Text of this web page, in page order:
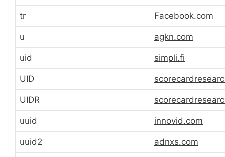
tr Facebook.com
u agkn.com
uid simpli.fi
UID
UIDR
uuid innovid.com
uuid2 adnxs.com